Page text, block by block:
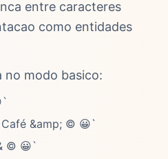
entre caracteres
como entidades
no modo basico:
&amp; © 😀`
© 😀`